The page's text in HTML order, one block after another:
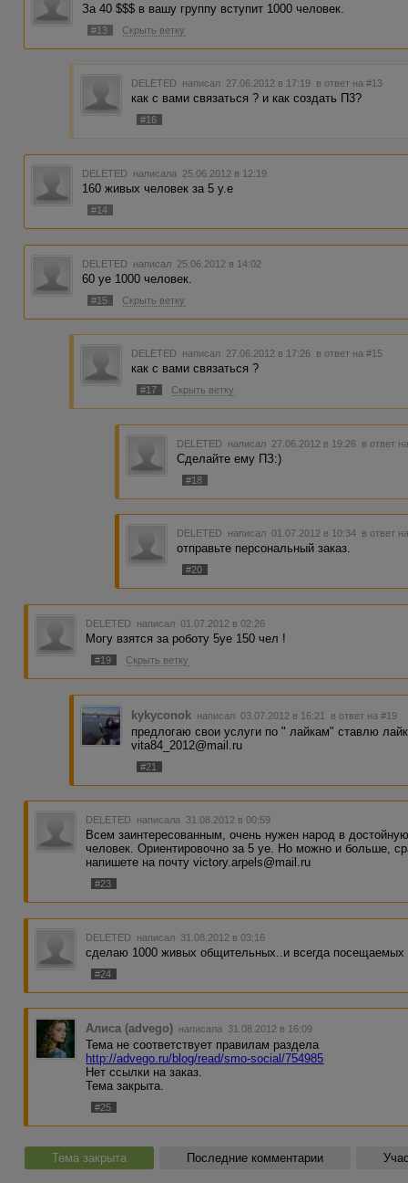
За 40 $$$ в вашу группу вступит 1000 человек.
#13 Скрыть ветку
DELETED написал 27.06.2012 в 17:19 в ответ на #13
как с вами связаться ? и как создать П3?
#16
DELETED написала 25.06.2012 в 12:19
160 живых человек за 5 у.е
#14
DELETED написал 25.06.2012 в 14:02
60 уе 1000 человек.
#15 Скрыть ветку
DELETED написал 27.06.2012 в 17:26 в ответ на #15
как с вами связаться ?
#17 Скрыть ветку
DELETED написал 27.06.2012 в 19:26 в ответ
Сделайте ему ПЗ:)
#18
DELETED написал 01.07.2012 в 10:34 в ответ
отправьте персональный заказ.
#20
DELETED написал 01.07.2012 в 02:26
Могу взятся за роботу 5уе 150 чел !
#19 Скрыть ветку
kykyconok написал 03.07.2012 в 16:21 в ответ на #19
предлогаю свои услуги по " лайкам" ставлю
vita84_2012@mail.ru
#21
DELETED написала 31.08.2012 в 00:59
Всем заинтересованным, очень нужен народ в
человек. Ориентировочно за 5 уе. Но можно и больше,
напишете на почту victory.arpels@mail.ru
#23
DELETED написал 31.08.2012 в 03:16
сделаю 1000 живых общительных..и всегда посещаемых
#24
Алиса (advego) написала 31.08.2012 в 16:09
Тема не соответствует правилам раздела
http://advego.ru/blog/read/smo-social/754985
Нет ссылки на заказ.
Тема закрыта.
#25
Тема закрыта Последние комментарии